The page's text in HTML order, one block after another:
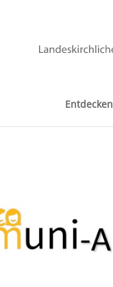
Entdecken